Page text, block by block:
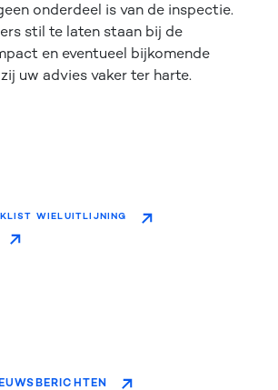
onderdeel is van de inspectie.
stil te laten staan bij de
en eventueel bijkomende
uw advies vaker ter harte.
WIELUITLIJNING